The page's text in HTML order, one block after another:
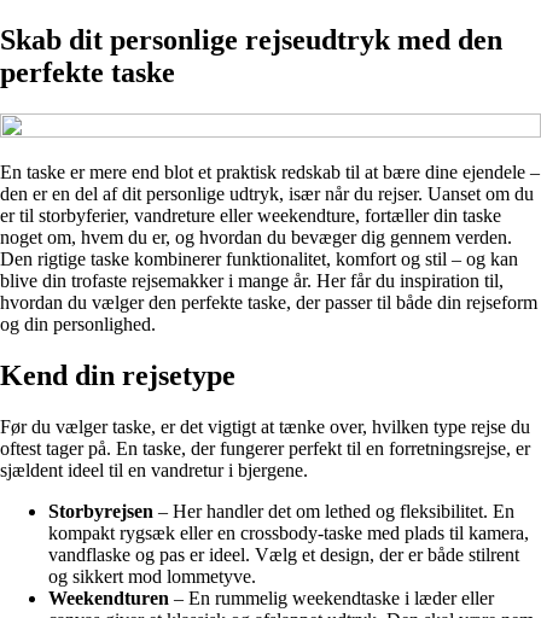
Skab dit personlige rejseudtryk med den
perfekte taske
En taske er mere end blot et praktisk redskab til at bære dine ejendele –
den er en del af dit personlige udtryk, især når du rejser. Uanset om du
er til storbyferier, vandreture eller weekendture, fortæller din taske
noget om, hvem du er, og hvordan du bevæger dig gennem verden.
Den rigtige taske kombinerer funktionalitet, komfort og stil – og kan
blive din trofaste rejsemakker i mange år. Her får du inspiration til,
hvordan du vælger den perfekte taske, der passer til både din rejseform
og din personlighed.
Kend din rejsetype
Før du vælger taske, er det vigtigt at tænke over, hvilken type rejse du
oftest tager på. En taske, der fungerer perfekt til en forretningsrejse, er
sjældent ideel til en vandretur i bjergene.
Storbyrejsen – Her handler det om lethed og fleksibilitet. En
kompakt rygsæk eller en crossbody-taske med plads til kamera,
vandflaske og pas er ideel. Vælg et design, der er både stilrent
og sikkert mod lommetyve.
Weekendturen – En rummelig weekendtaske i læder eller